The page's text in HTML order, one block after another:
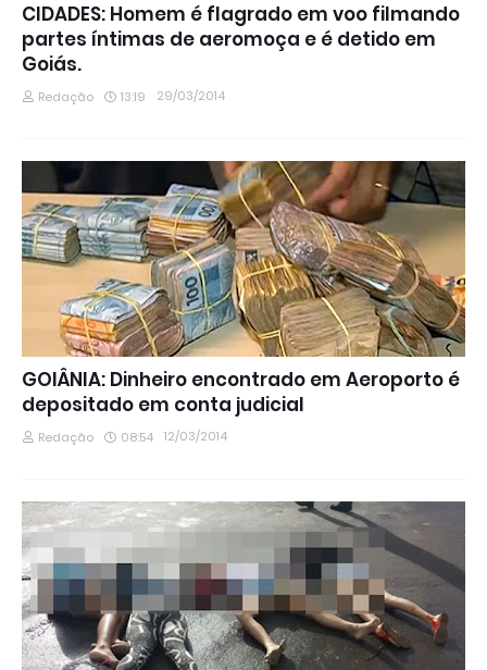
CIDADES: Homem é flagrado em voo filmando
partes íntimas de aeromoça e é detido em
Goiás.
Redação 13:19 29/03/2014
GOIÂNIA: Dinheiro encontrado em Aeroporto é
depositado em conta judicial
Redação 08:54 12/03/2014